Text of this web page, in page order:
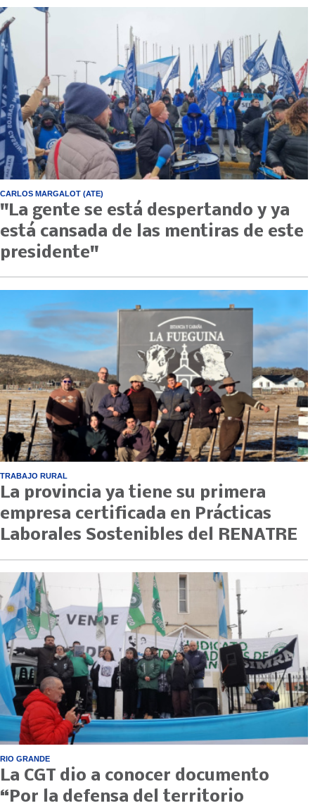
CARLOS MARGALOT (ATE)
"La gente se está despertando y ya
está cansada de las mentiras de este
presidente"
TRABAJO RURAL
La provincia ya tiene su primera
empresa certificada en Prácticas
Laborales Sostenibles del RENATRE
RIO GRANDE
La CGT dio a conocer documento
“Por la defensa del territorio